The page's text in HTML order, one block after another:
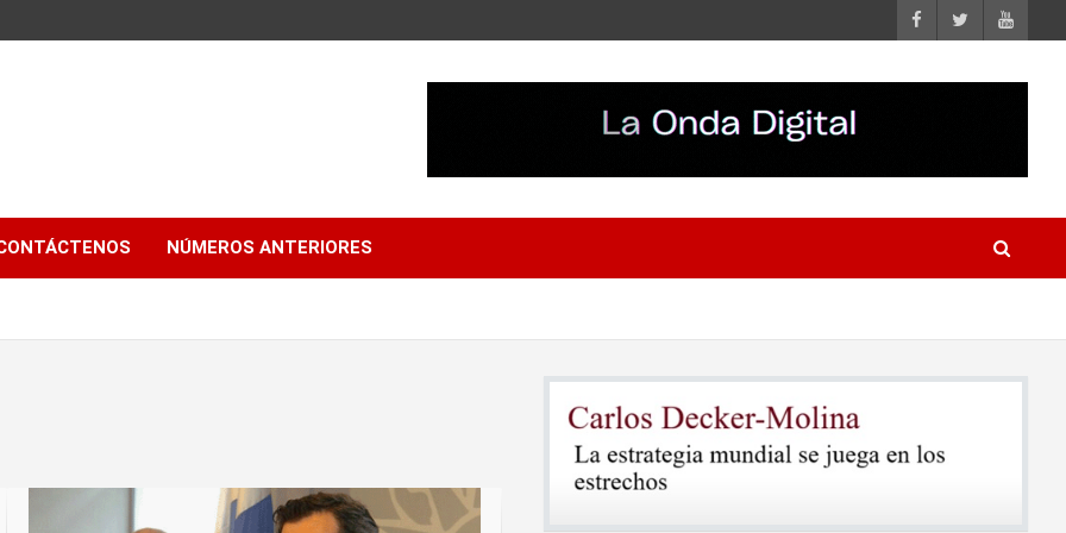
NÚMEROS ANTERIORES